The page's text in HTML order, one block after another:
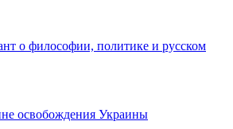
о философии, политике и русском
освобождения Украины